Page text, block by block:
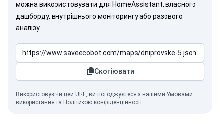
можна використовувати для HomeAssistant, власного
дашборду, внутрішнього моніторингу або разового
аналізу.
Скопіювати
Використовуючи цей URL, ви погоджуєтеся з нашими Умовами
використання та Політикою конфіденційності.